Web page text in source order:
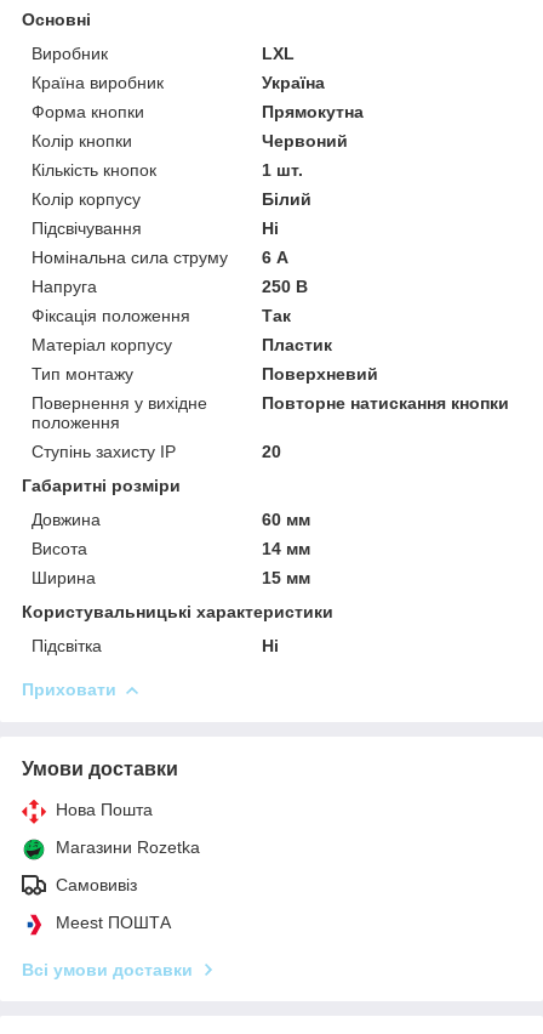
Основні
Виробник
LXL
Країна виробник
Україна
Форма кнопки
Прямокутна
Колір кнопки
Червоний
Кількість кнопок
1 шт.
Колір корпусу
Білий
Підсвічування
Ні
Номінальна сила струму
6 А
Напруга
250 В
Фіксація положення
Так
Матеріал корпусу
Пластик
Тип монтажу
Поверхневий
Повернення у вихідне
положення
Повторне натискання кнопки
Ступінь захисту IP
20
Габаритні розміри
Довжина
60 мм
Висота
14 мм
Ширина
15 мм
Користувальницькі характеристики
Підсвітка
Ні
Приховати
Умови доставки
Нова Пошта
Магазини Rozetka
Самовивіз
Meest ПОШТА
Всі умови доставки